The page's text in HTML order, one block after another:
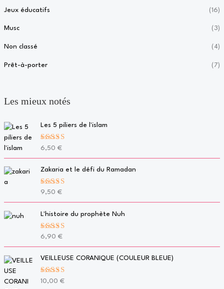
Jeux éducatifs (16)
Musc (3)
Non classé (4)
Prêt-à-porter (7)
Les mieux notés
Les 5 piliers de l'islam
Note
6,50 €
Zakaria et le défi du Ramadan
Note
9,50 €
L'histoire du prophète Nuh
Note5.00
6,90 €
VEILLEUSE CORANIQUE (COULEUR BLEUE)
Note5.00
10,00 €